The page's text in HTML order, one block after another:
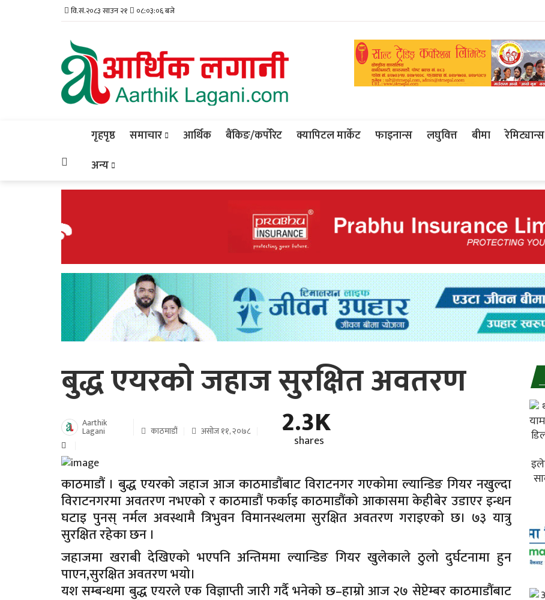
वि.सं.२०८३ साउन २१ ०८:०३:०७ बजे
गृहपृष्ठ समाचार आर्थिक बैंकिङ/कर्पोरेट क्यापिटल मार्केट फाइनान्स लघुवित्त बीमा रेमिट्यान्स
अन्य
बुद्ध एयरको जहाज सुरक्षित अवतरण
Aarthik
Lagani काठमाडौं असोज ११, २०७८ 2.3K
shares
काठमाडौं । बुद्ध एयरको जहाज आज काठमाडौंबाट विराटनगर गएकोमा ल्यान्डिङ गियर नखुल्दा
विराटनगरमा अवतरण नभएको र काठमाडौं फर्काइ काठमाडौंको आकासमा केहीबेर उडाएर इन्धन
घटाइ पुनस् नर्मल अवस्थामै त्रिभुवन विमानस्थलमा सुरक्षित अवतरण गराइएको छ। ७३ यात्रु
सुरक्षित रहेका छन ।
जहाजमा खराबी देखिएको भएपनि अन्तिममा ल्यान्डिङ गियर खुलेकाले ठुलो दुर्घटनामा हुन
पाएन,सुरक्षित अवतरण भयो।
यश सम्बन्धमा बुद्ध एयरले एक विज्ञाप्ती जारी गर्दै भनेको छ–हाम्रो आज २७ सेप्टेम्बर काठमाडौंबाट